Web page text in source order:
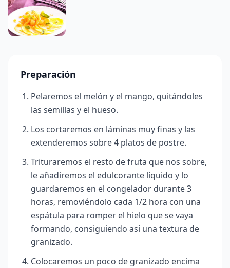
Preparación
Pelaremos el melón y el mango, quitándoles
las semillas y el hueso.
Los cortaremos en láminas muy finas y las
extenderemos sobre 4 platos de postre.
Trituraremos el resto de fruta que nos sobre,
le añadiremos el edulcorante líquido y lo
guardaremos en el congelador durante 3
horas, removiéndolo cada 1/2 hora con una
espátula para romper el hielo que se vaya
formando, consiguiendo así una textura de
granizado.
Colocaremos un poco de granizado encima